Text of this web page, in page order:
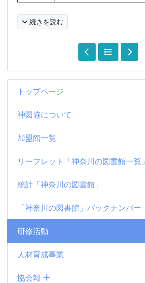
トップページ
神図協について
加盟館一覧
リーフレット「神奈川の図書館一覧」
統計「神奈川の図書館」
「神奈川の図書館」バックナンバー
研修活動
人材育成事業
協会報
続きを読む